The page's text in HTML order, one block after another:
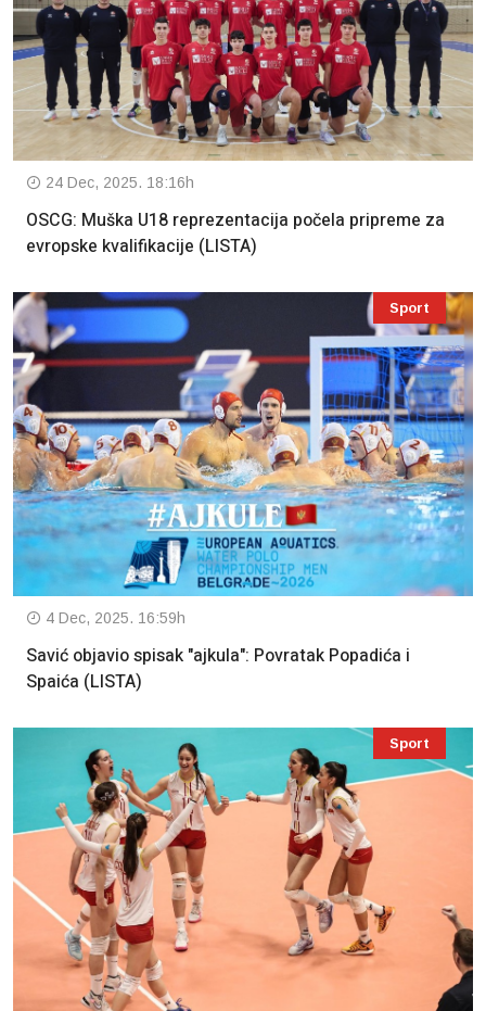
24 Dec, 2025. 18:16h
OSCG: Muška U18 reprezentacija počela pripreme za
evropske kvalifikacije (LISTA)
Sport
4 Dec, 2025. 16:59h
Savić objavio spisak "ajkula": Povratak Popadića i
Spaića (LISTA)
Sport